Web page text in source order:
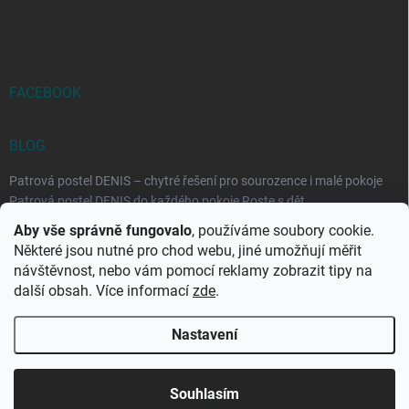
Aby vše správně fungovalo, používáme soubory cookie.
Některé jsou nutné pro chod webu, jiné umožňují měřit
návštěvnost, nebo vám pomocí reklamy zobrazit tipy na
další obsah. Více informací zde.
Nastavení
Souhlasím
FACEBOOK
BLOG
Patrová postel DENIS – chytré řešení pro sourozence i malé pokoje
Patrová postel DENIS do každého pokoje Roste s dět...
Rozkládací postele RELAX – ideální řešení pro malé prostory i
každodenní spaní
Rozkládací postel, která se přizpůsobí vašemu živo...
Copyright 2026DK-obchod.cz. Všechna práva vyhrazena.Upravit
nastavení cookies